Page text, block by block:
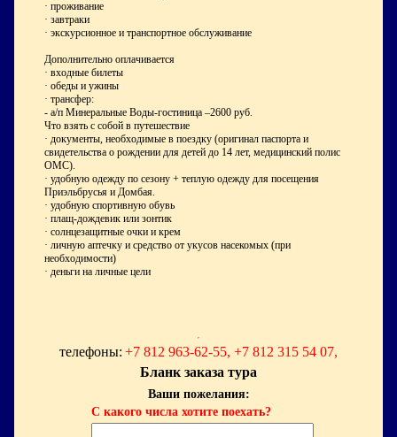
· проживание
· завтраки
· экскурсионное и транспортное обслуживание
Дополнительно оплачивается
· входные билеты
· обеды и ужины
· трансфер:
- а/п Минеральные Воды-гостиница –2600 руб.
Что взять с собой в путешествие
· документы, необходимые в поездку (оригинал паспорта и
свидетельства о рождении для детей до 14 лет, медицинский полис
ОМС).
· удобную одежду по сезону + теплую одежду для посещения
Приэльбрусья и Домбая.
· удобную спортивную обувь
· плащ-дождевик или зонтик
· солнцезащитные очки и крем
· личную аптечку и средство от укусов насекомых (при
необходимости)
· деньги на личные цели
телефоны: +7 812 963-62-55, +7 812 315 54 07,
Бланк заказа тура
Ваши пожелания:
С какого числа хотите поехать?